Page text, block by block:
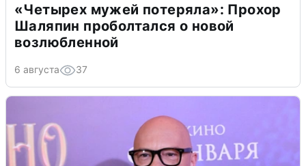
«Четырех мужей потеряла»: Прохор
Шаляпин проболтался о новой
возлюбленной
6 августа 37